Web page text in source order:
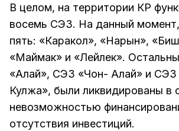
В целом, на территории КР
восемь СЭЗ. На данный момент,
пять: «Каракол», «Нарын»,
«Маймак» и «Лейлек».
«Алай», СЭЗ «Чон- Алай» и СЭЗ
Кулжа», были ликвидированы в
невозможностью
отсутствия инвестиций.